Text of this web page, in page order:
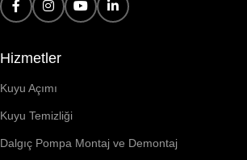
Hizmetler
Kuyu Açımı
Kuyu Temizliği
Dalgıç Pompa Montaj ve Demontaj